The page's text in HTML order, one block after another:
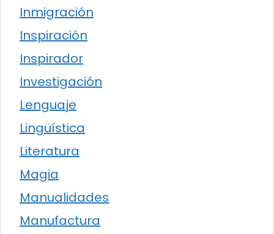
Inmigración
Inspiración
Inspirador
Investigación
Lenguaje
Lingüística
Literatura
Magia
Manualidades
Manufactura